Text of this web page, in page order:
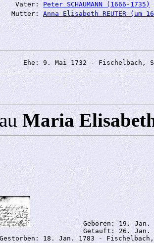
Vater:
Peter SCHAUMANN (1666-1735)
Mutter:
Anna Elisabeth REUTER (um
Ehe: 9. Mai 1732 - Fischelbach,
Maria
Geboren: 19.
Getauft: 26.
18. Jan. 1783 -